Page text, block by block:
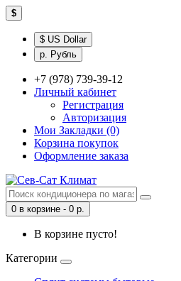
$
$ US Dollar
р. Рубль
+7 (978) 739-39-12
Личный кабинет
Регистрация
Авторизация
Мои Закладки (0)
Корзина покупок
Оформление заказа
0 в корзине - 0 р.
В корзине пусто!
Категории